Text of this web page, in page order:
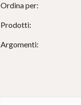
Ordina per:
Prodotti:
Argomenti: